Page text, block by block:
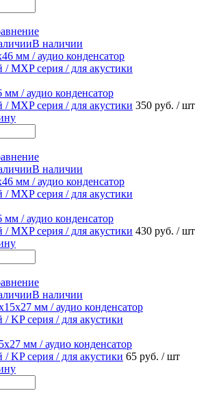
В наличии
/ аудио конденсатор
MХP серия / для акустики 350 руб. / шт
В наличии
/ аудио конденсатор
MХP серия / для акустики 430 руб. / шт
В наличии
мм / аудио конденсатор
KP серия / для акустики 65 руб. / шт